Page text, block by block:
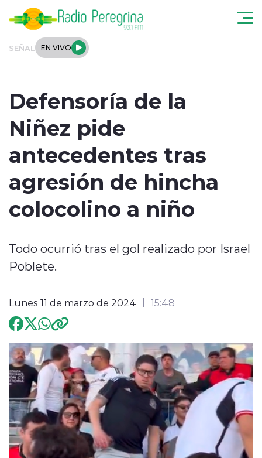
SEÑAL EN VIVO
Tendencias
Podcast
Internacional
Entrevistas
modo claro
Defensoría de la
Niñez pide
antecedentes tras
agresión de hincha
colocolino a niño
Todo ocurrió tras el gol realizado por Israel
Poblete.
Lunes 11 de marzo de 2024 15:48